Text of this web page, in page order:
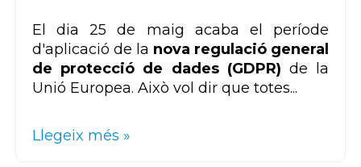
El dia 25 de maig acaba el període
d'aplicació de la nova regulació general
de protecció de dades (GDPR) de la
Unió Europea. Això vol dir que totes...
Llegeix més »